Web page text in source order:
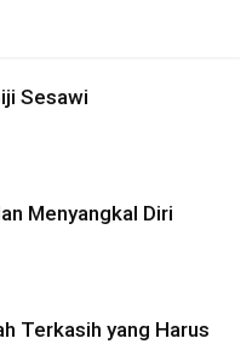
Sesawi
Menyangkal Diri
Terkasih yang Harus